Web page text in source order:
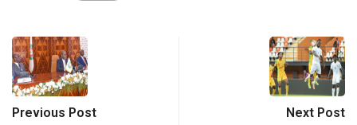
Previous Post Next Post